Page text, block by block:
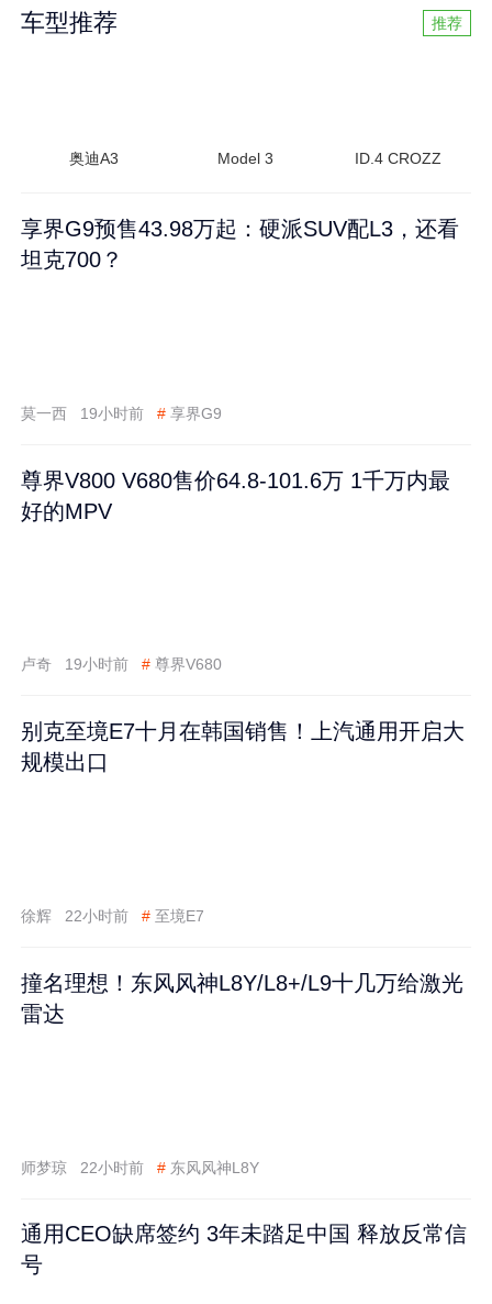
车型推荐 推荐
奥迪A3 Model 3 ID.4 CROZZ
享界G9预售43.98万起：硬派SUV配L3，还看
坦克700？
莫一西 19小时前 # 享界G9
尊界V800 V680售价64.8-101.6万 1千万内最
好的MPV
卢奇 19小时前 # 尊界V680
别克至境E7十月在韩国销售！上汽通用开启大
规模出口
徐辉 22小时前 # 至境E7
撞名理想！东风风神L8Y/L8+/L9十几万给激光
雷达
师梦琼 22小时前 # 东风风神L8Y
通用CEO缺席签约 3年未踏足中国 释放反常信
号